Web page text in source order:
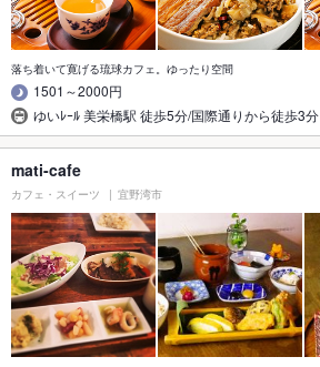
落ち着いて寛げる琉球カフェ。ゆったり空間
1501～2000円
ゆいﾚｰﾙ 美栄橋駅 徒歩5分/国際通りから徒歩3分
mati-cafe
カフェ・スイーツ 宜野湾市